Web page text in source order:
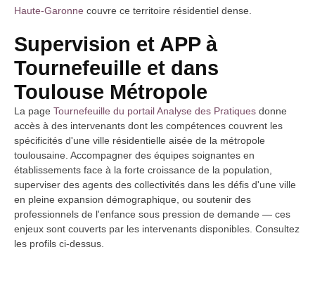
Haute-Garonne couvre ce territoire résidentiel dense.
Supervision et APP à
Tournefeuille et dans
Toulouse Métropole
La page Tournefeuille du portail Analyse des Pratiques donne
accès à des intervenants dont les compétences couvrent les
spécificités d'une ville résidentielle aisée de la métropole
toulousaine. Accompagner des équipes soignantes en
établissements face à la forte croissance de la population,
superviser des agents des collectivités dans les défis d'une ville
en pleine expansion démographique, ou soutenir des
professionnels de l'enfance sous pression de demande — ces
enjeux sont couverts par les intervenants disponibles. Consultez
les profils ci-dessus.